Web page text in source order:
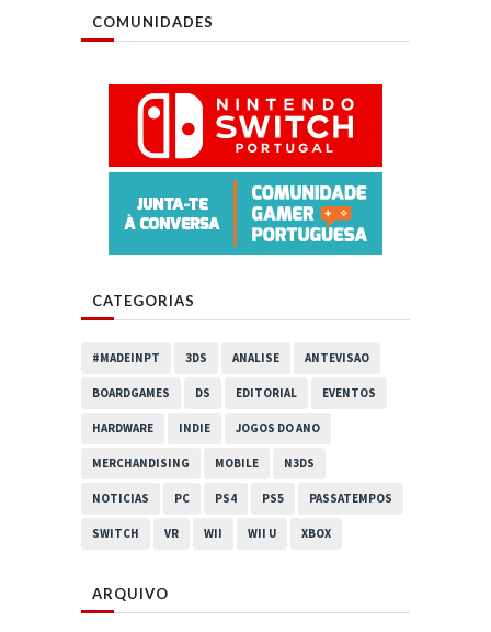
COMUNIDADES
CATEGORIAS
#MADEINPT 3DS ANALISE ANTEVISAO
BOARDGAMES DS EDITORIAL EVENTOS
HARDWARE INDIE JOGOS DO ANO
MERCHANDISING MOBILE N3DS
NOTICIAS PC PS4 PS5 PASSATEMPOS
SWITCH VR WII WII U XBOX
ARQUIVO